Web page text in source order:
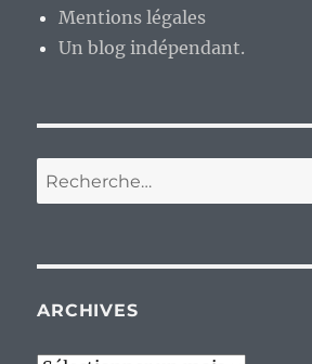
Mentions légales
Un blog indépendant.
Recherche
pour :
ARCHIVES